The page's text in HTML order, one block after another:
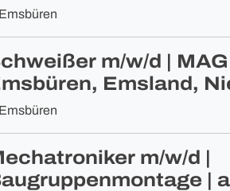
Emsbüren
m/w/d | MAG
Emsland,
Emsbüren
m/w/d |
|